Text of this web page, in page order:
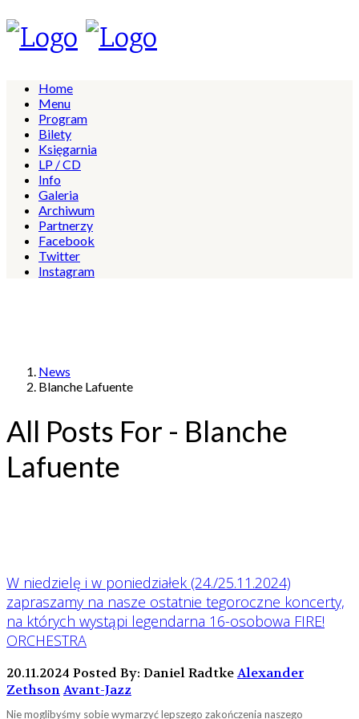
Home
Menu
Program
Bilety
Księgarnia
LP / CD
Info
Galeria
Archiwum
Partnerzy
Facebook
Twitter
Instagram
News
Blanche Lafuente
All Posts For - Blanche
Lafuente
W niedzielę i w poniedziałek (24./25.11.2024)
zapraszamy na nasze ostatnie tegoroczne koncerty,
na których wystąpi legendarna 16-osobowa FIRE!
ORCHESTRA
20.11.2024 Posted By: Daniel RadtkeAlexander
ZethsonAvant-Jazz
Nie moglibyśmy sobie wymarzyć lepszego zakończenia naszego